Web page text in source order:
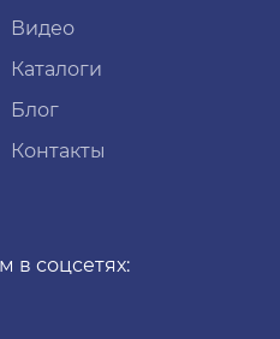
Видео
Каталоги
Блог
Контакты
в соцсетях: